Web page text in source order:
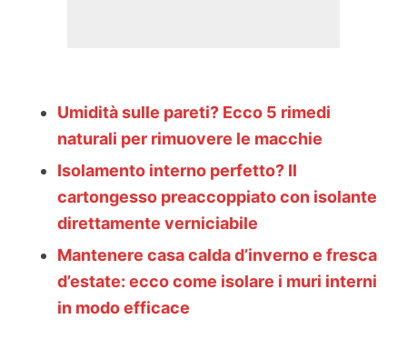
Umidità sulle pareti? Ecco 5 rimedi
naturali per rimuovere le macchie
Isolamento interno perfetto? Il
cartongesso preaccoppiato con isolante
direttamente verniciabile
Mantenere casa calda d’inverno e fresca
d’estate: ecco come isolare i muri interni
in modo efficace